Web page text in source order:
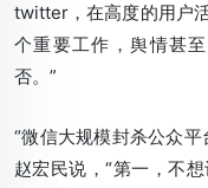
twitter，在高度的用户
个重要工作，舆情甚
否。”
“微信大规模封杀公众
赵宏民说，“第一，不